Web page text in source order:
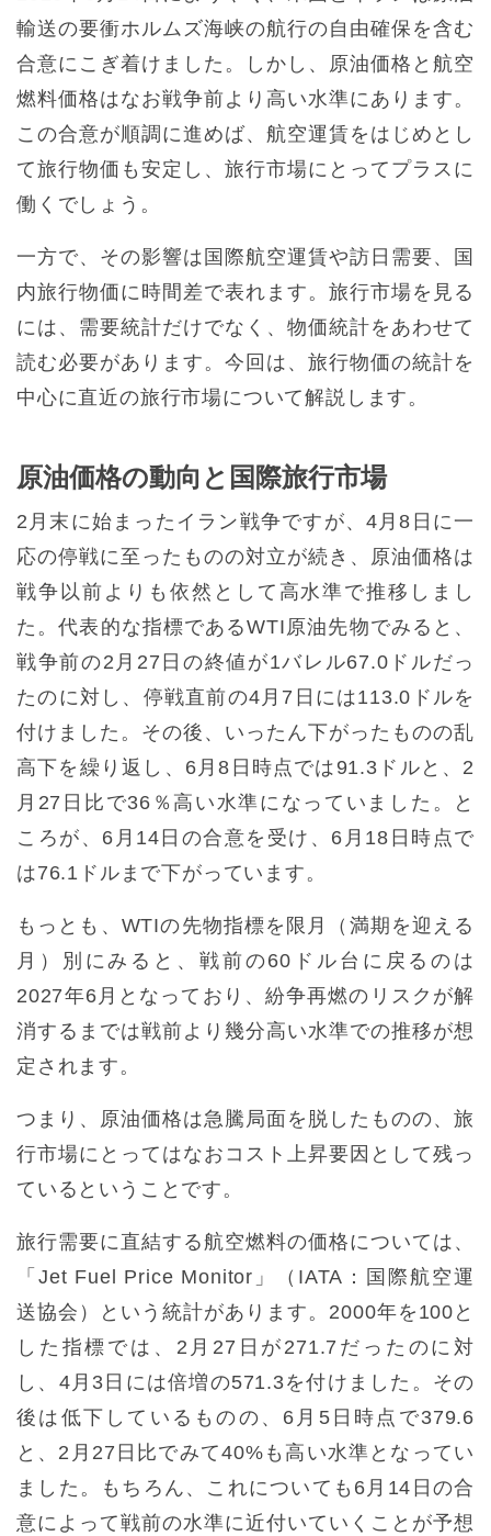
輸送の要衝ホルムズ海峡の航行の自由確保を含む
合意にこぎ着けました。しかし、原油価格と航空
燃料価格はなお戦争前より高い水準にあります。
この合意が順調に進めば、航空運賃をはじめとし
て旅行物価も安定し、旅行市場にとってプラスに
働くでしょう。
一方で、その影響は国際航空運賃や訪日需要、国
内旅行物価に時間差で表れます。旅行市場を見る
には、需要統計だけでなく、物価統計をあわせて
読む必要があります。今回は、旅行物価の統計を
中心に直近の旅行市場について解説します。
原油価格の動向と国際旅行市場
2月末に始まったイラン戦争ですが、4月8日に一
応の停戦に至ったものの対立が続き、原油価格は
戦争以前よりも依然として高水準で推移しまし
た。代表的な指標であるWTI原油先物でみると、
戦争前の2月27日の終値が1バレル67.0ドルだっ
たのに対し、停戦直前の4月7日には113.0ドルを
付けました。その後、いったん下がったものの乱
高下を繰り返し、6月8日時点では91.3ドルと、2
月27日比で36％高い水準になっていました。と
ころが、6月14日の合意を受け、6月18日時点で
は76.1ドルまで下がっています。
もっとも、WTIの先物指標を限月（満期を迎える
月）別にみると、戦前の60ドル台に戻るのは
2027年6月となっており、紛争再燃のリスクが解
消するまでは戦前より幾分高い水準での推移が想
定されます。
つまり、原油価格は急騰局面を脱したものの、旅
行市場にとってはなおコスト上昇要因として残っ
ているということです。
旅行需要に直結する航空燃料の価格については、
「Jet Fuel Price Monitor」（IATA：国際航空運
送協会）という統計があります。2000年を100と
した指標では、2月27日が271.7だったのに対
し、4月3日には倍増の571.3を付けました。その
後は低下しているものの、6月5日時点で379.6
と、2月27日比でみて40%も高い水準となってい
ました。もちろん、これについても6月14日の合
意によって戦前の水準に近付いていくことが予想